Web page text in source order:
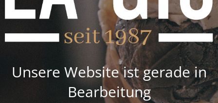
Unsere Website ist gerade in
Bearbeitung